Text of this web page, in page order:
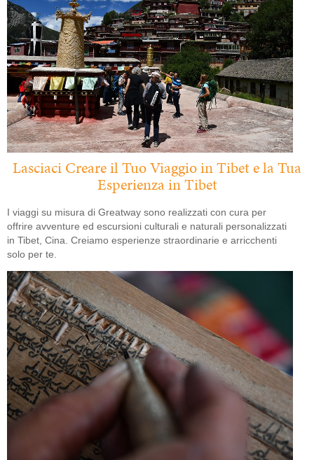
Lasciaci Creare il Tuo Viaggio in Tibet e la Tua
Esperienza in Tibet
I viaggi su misura di Greatway sono realizzati con cura per
offrire avventure ed escursioni culturali e naturali personalizzati
in Tibet, Cina. Creiamo esperienze straordinarie e arricchenti
solo per te.